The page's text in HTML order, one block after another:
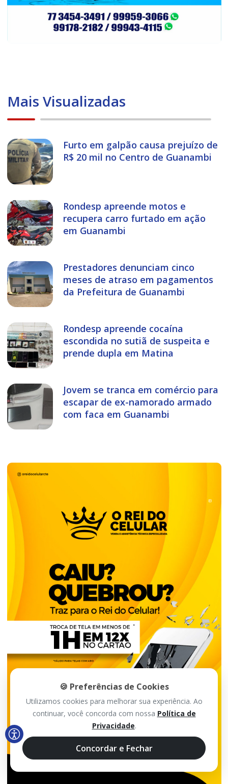
Mais Visualizadas
Furto em galpão causa prejuízo de
R$ 20 mil no Centro de Guanambi
Rondesp apreende motos e
recupera carro furtado em ação
em Guanambi
Prestadores denunciam cinco
meses de atraso em pagamentos
da Prefeitura de Guanambi
Rondesp apreende cocaína
escondida no sutiã de suspeita e
prende dupla em Matina
Jovem se tranca em comércio para
escapar de ex-namorado armado
com faca em Guanambi
🍪 Preferências de Cookies
Utilizamos cookies para melhorar sua experiência. Ao
continuar, você concorda com nossa Política de
Privacidade.
Concordar e Fechar